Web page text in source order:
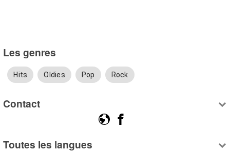
Les genres
Hits Oldies Pop Rock
Contact
Toutes les langues